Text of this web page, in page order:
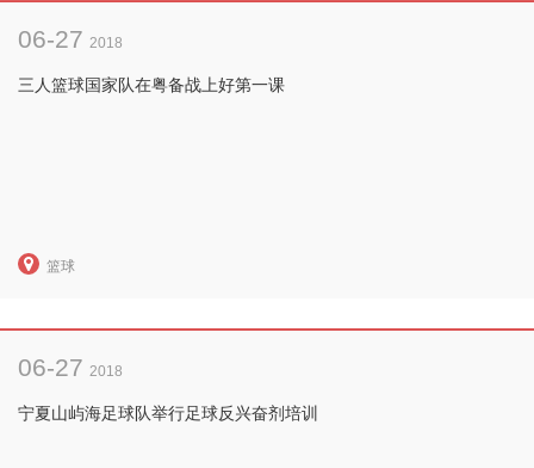
06-27 2018
三人篮球国家队在粤备战上好第一课
篮球
06-27 2018
宁夏山屿海足球队举行足球反兴奋剂培训